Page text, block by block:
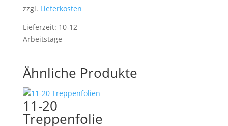
zzgl. Lieferkosten
Lieferzeit: 10-12
Arbeitstage
Ähnliche Produkte
11-20
Treppenfolie